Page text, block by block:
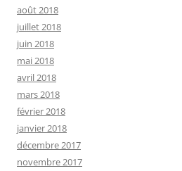
août 2018
juillet 2018
juin 2018
mai 2018
avril 2018
mars 2018
février 2018
janvier 2018
décembre 2017
novembre 2017